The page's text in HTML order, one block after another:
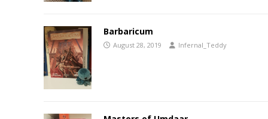
Barbaricum
August 28, 2019 Infernal_Teddy